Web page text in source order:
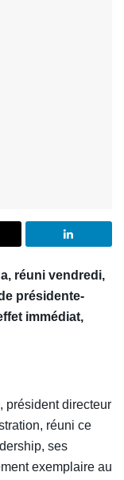
réuni vendredi,
présidente-
immédiat,
président directeur
réuni ce
ses
exemplaire au